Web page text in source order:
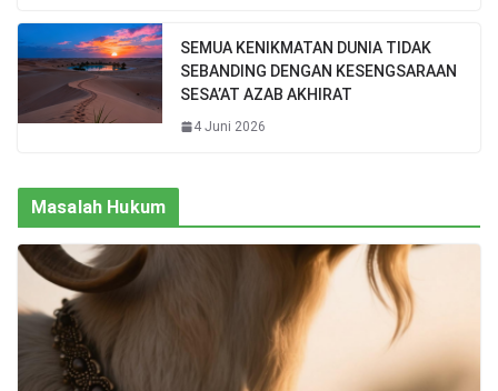
SEMUA KENIKMATAN DUNIA TIDAK
SEBANDING DENGAN KESENGSARAAN
SESA’AT AZAB AKHIRAT
4 Juni 2026
Masalah Hukum